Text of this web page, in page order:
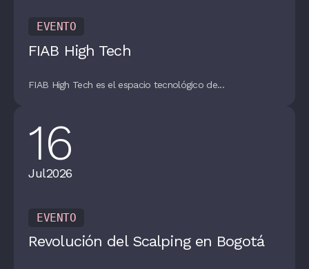
EVENTO
FIAB High Tech
FIAB High Tech es el espacio tecnológico de...
16
Jul2026
EVENTO
Revolución del Scalping en Bogotá